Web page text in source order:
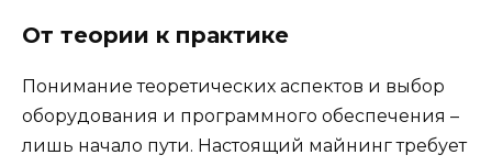
От теории к практике
Понимание теоретических аспектов и выбор
оборудования и программного обеспечения –
лишь начало пути. Настоящий майнинг требует